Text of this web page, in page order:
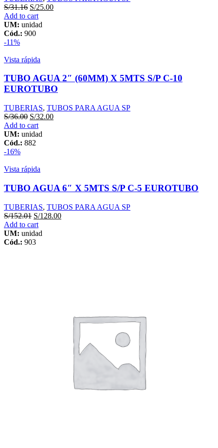
S/31.16 S/25.00
Add to cart
UM: unidad
Cód.: 900
-11%
Vista rápida
TUBO AGUA 2″ (60MM) X 5MTS S/P C-10
EUROTUBO
TUBERIAS, TUBOS PARA AGUA SP
S/36.00 S/32.00
Add to cart
UM: unidad
Cód.: 882
-16%
Vista rápida
TUBO AGUA 6″ X 5MTS S/P C-5 EUROTUBO
TUBERIAS, TUBOS PARA AGUA SP
S/152.01 S/128.00
Add to cart
UM: unidad
Cód.: 903